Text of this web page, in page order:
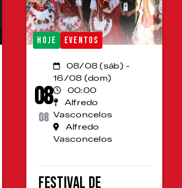
HOJE EVENTOS
08
08
08/08 (sáb) -
16/08 (dom)
00:00
Alfredo
Vasconcelos
Alfredo
Vasconcelos
Festival de